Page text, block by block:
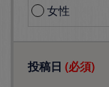
女性
投稿日 (必須)